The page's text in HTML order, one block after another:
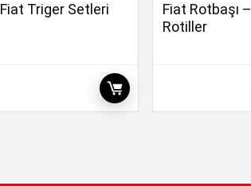
Fiat Triger Setleri
Fiat Rotbaşı –
Rotiller